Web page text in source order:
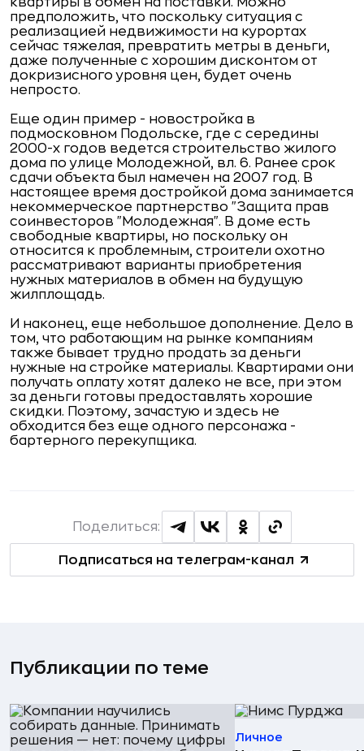
предположить, что поскольку ситуация с
реализацией недвижимости на курортах
сейчас тяжелая, превратить метры в деньги,
даже полученные с хорошим дисконтом от
докризисного уровня цен, будет очень
непросто.
Еще один пример - новостройка в
подмосковном Подольске, где с середины
2000-х годов ведется строительство жилого
дома по улице Молодежной, вл. 6. Ранее срок
сдачи объекта был намечен на 2007 год. В
настоящее время достройкой дома занимается
некоммерческое партнерство "Защита прав
соинвесторов "Молодежная". В доме есть
свободные квартиры, но поскольку он
относится к проблемным, строители охотно
рассматривают варианты приобретения
нужных материалов в обмен на будущую
жилплощадь.
И наконец, еще небольшое дополнение. Дело в
том, что работающим на рынке компаниям
также бывает трудно продать за деньги
нужные на стройке материалы. Квартирами они
получать оплату хотят далеко не все, при этом
за деньги готовы предоставлять хорошие
скидки. Поэтому, зачастую и здесь не
обходится без еще одного персонажа -
бартерного перекупщика.
Подписаться на телеграм-канал
Поделиться:
Публикации по теме
Личное